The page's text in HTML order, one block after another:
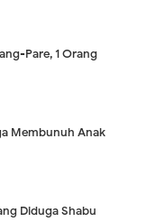
Pare, 1 Orang
Membunuh Anak
Diduga Shabu